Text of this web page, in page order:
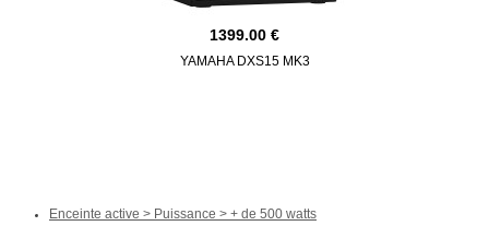
1399.00
YAMAHA DXS15 MK3
Enceinte active > Puissance > + de 500 watts